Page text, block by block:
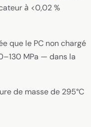
à <0,02 %
que le PC non chargé
MPa — dans la
de masse de 295°C